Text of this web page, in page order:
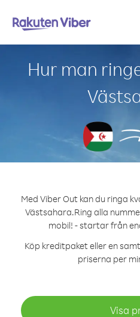
Hur man
Med Viber Out kan du ringa
Västsahara.Ring alla
mobil! - startar från
Köp kreditpaket eller en
priserna per
Visa